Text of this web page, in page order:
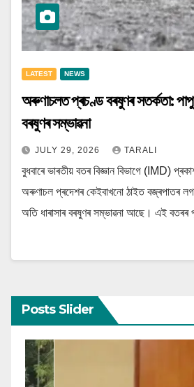
LATEST NEWS
অৰুণাচলত প্ৰচণ্ড বৰষুণৰ সতৰ্কতা:
বৰষুণৰ সম্ভাৱনা
JULY 29, 2026 TARALI
বুধবাৰে ভাৰতীয় বতৰ বিজ্ঞান বিভাগে (IMD)
অৰুণাচল প্ৰদেশৰ কেইবাখনো ঠাইত বজ্ৰপাতৰ
অতি ধাৰাসাৰ বৰষুণৰ সম্ভাৱনা আছে। এই বতৰৰ
Posts Slider